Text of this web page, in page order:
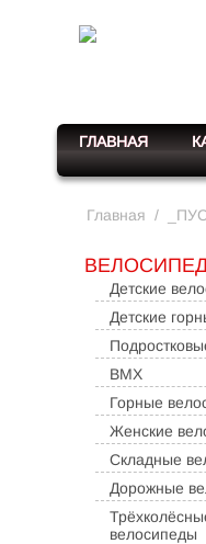
ГЛАВНАЯ
Главная /
Детские
Детские
BMX
Горные
Женские
Складные
Дорожные
велосипеды